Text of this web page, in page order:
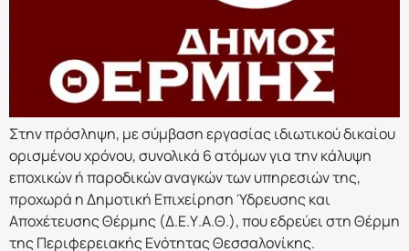
Στην πρόσληψη, με σύμβαση εργασίας ιδιωτικού δικαίου
ορισμένου χρόνου, συνολικά 6 ατόμων για την κάλυψη
εποχικών ή παροδικών αναγκών των υπηρεσιών της,
προχωρά η Δημοτική Επιχείρηση Ύδρευσης και
Αποχέτευσης Θέρμης (Δ.Ε.Υ.Α.Θ.), που εδρεύει στη Θέρμη
της Περιφερειακής Ενότητας Θεσσαλονίκης.